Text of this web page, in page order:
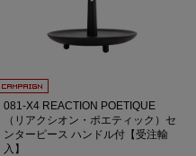
081-X4 REACTION POETIQUE
（リアクシオン・ポエティック）セ
ンターピース ハンドル付【受注輸
入】